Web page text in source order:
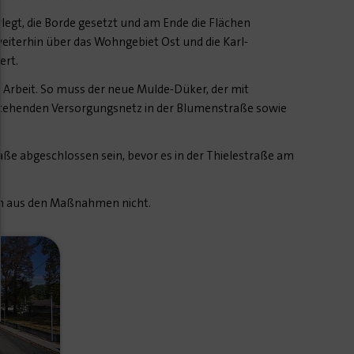
die Borde gesetzt und am Ende die Flächen
über das Wohngebiet Ost und die Karl-
So muss der neue Mulde-Düker, der mit
Versorgungsnetz in der Blumenstraße sowie
abgeschlossen sein, bevor es in der Thielestraße am
aus den Maßnahmen nicht.